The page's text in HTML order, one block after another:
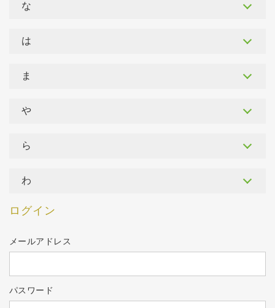
な
は
ま
や
ら
わ
ログイン
メールアドレス
パスワード